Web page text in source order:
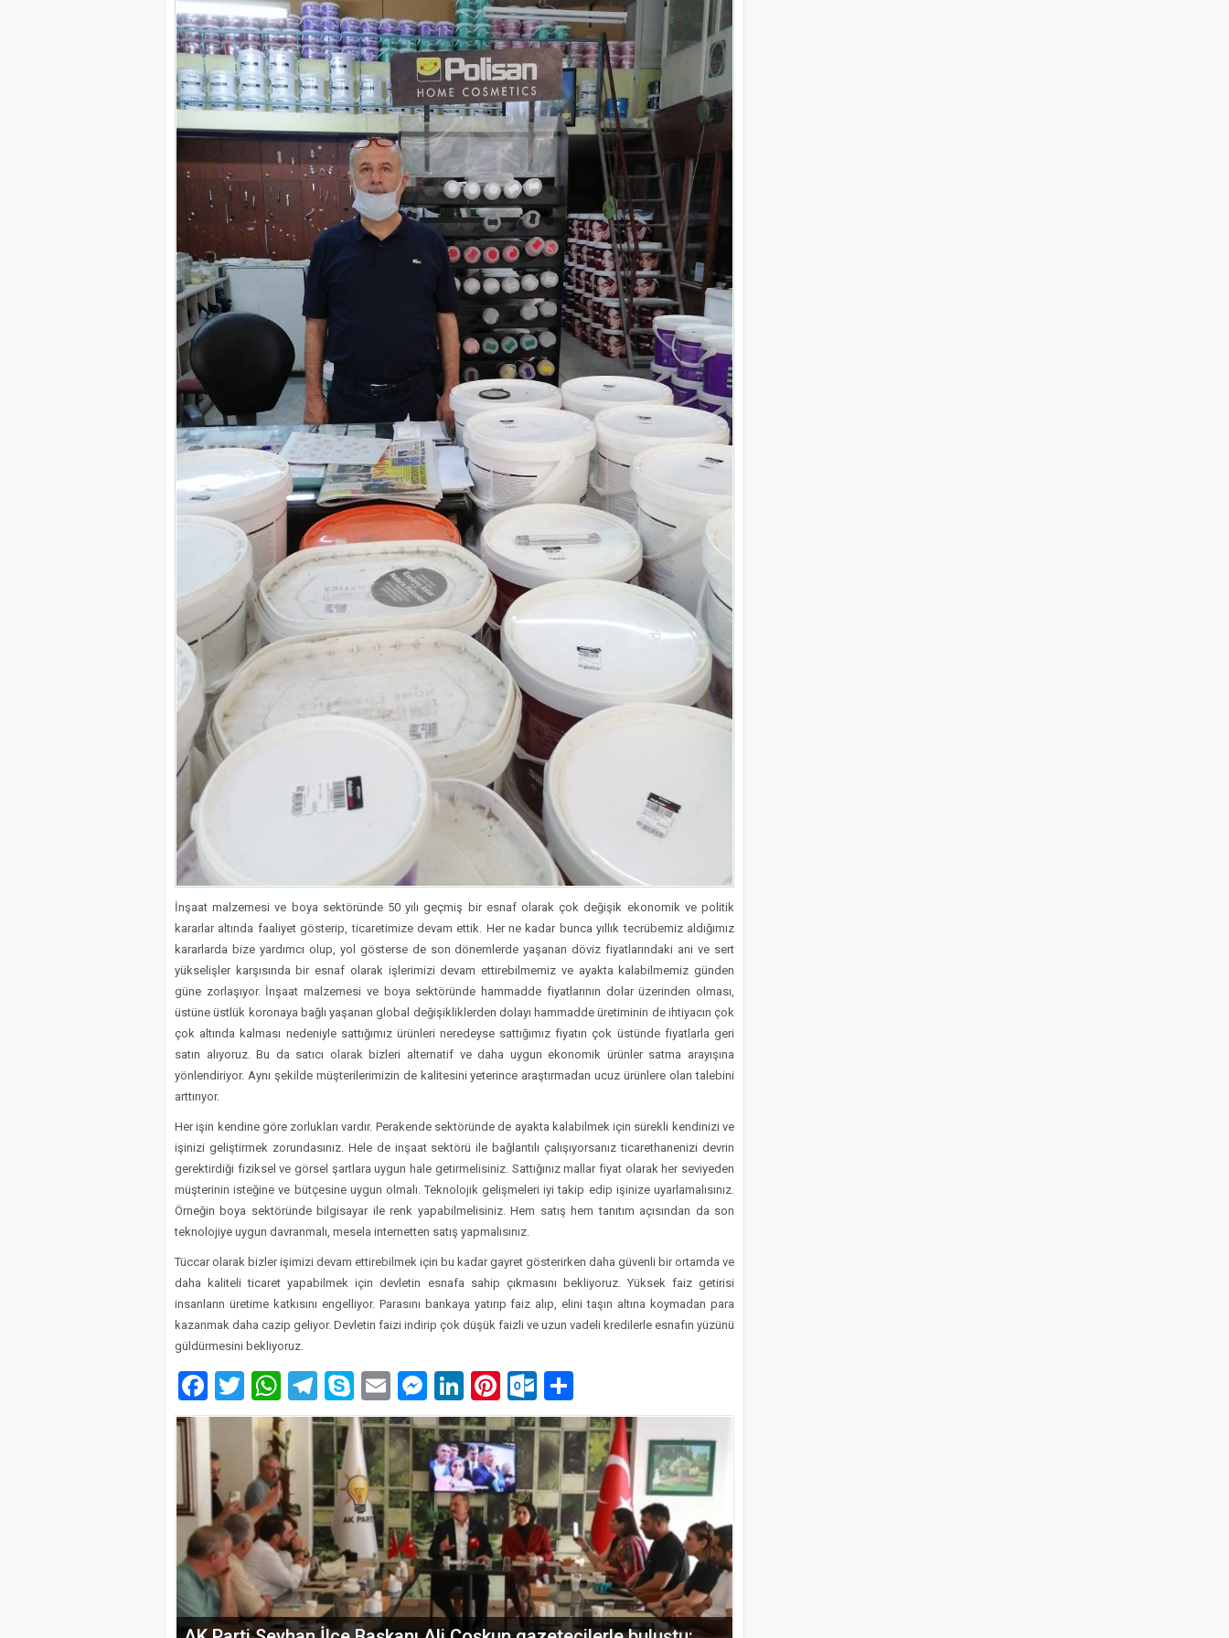
İnşaat malzemesi ve boya sektöründe 50 yılı geçmiş bir esnaf olarak çok değişik ekonomik ve politik
kararlar altında faaliyet gösterip, ticaretimize devam ettik. Her ne kadar bunca yıllık tecrübemiz aldığımız
kararlarda bize yardımcı olup, yol gösterse de son dönemlerde yaşanan döviz fiyatlarındaki ani ve sert
yükselişler karşısında bir esnaf olarak işlerimizi devam ettirebilmemiz ve ayakta kalabilmemiz günden
güne zorlaşıyor. İnşaat malzemesi ve boya sektöründe hammadde fiyatlarının dolar üzerinden olması,
üstüne üstlük koronaya bağlı yaşanan global değişikliklerden dolayı hammadde üretiminin de ihtiyacın çok
çok altında kalması nedeniyle sattığımız ürünleri neredeyse sattığımız fiyatın çok üstünde fiyatlarla geri
satın alıyoruz. Bu da satıcı olarak bizleri alternatif ve daha uygun ekonomik ürünler satma arayışına
yönlendiriyor. Aynı şekilde müşterilerimizin de kalitesini yeterince araştırmadan ucuz ürünlere olan talebini
arttırıyor.
Her işin kendine göre zorlukları vardır. Perakende sektöründe de ayakta kalabilmek için sürekli kendinizi ve
işinizi geliştirmek zorundasınız. Hele de inşaat sektörü ile bağlantılı çalışıyorsanız ticarethanenizi devrin
gerektirdiği fiziksel ve görsel şartlara uygun hale getirmelisiniz. Sattığınız mallar fiyat olarak her seviyeden
müşterinin isteğine ve bütçesine uygun olmalı. Teknolojik gelişmeleri iyi takip edip işinize uyarlamalısınız.
Örneğin boya sektöründe bilgisayar ile renk yapabilmelisiniz. Hem satış hem tanıtım açısından da son
teknolojiye uygun davranmalı, mesela internetten satış yapmalısınız.
Tüccar olarak bizler işimizi devam ettirebilmek için bu kadar gayret gösterirken daha güvenli bir ortamda ve
daha kaliteli ticaret yapabilmek için devletin esnafa sahip çıkmasını bekliyoruz. Yüksek faiz getirisi
insanların üretime katkısını engelliyor. Parasını bankaya yatırıp faiz alıp, elini taşın altına koymadan para
kazanmak daha cazip geliyor. Devletin faizi indirip çok düşük faizli ve uzun vadeli kredilerle esnafın yüzünü
güldürmesini bekliyoruz.
Facebook
TwitterWhatsApp
Telegram
SkypeEmailMessenger
LinkedIn
Pinterest
Outlook.com